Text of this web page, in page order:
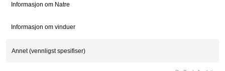
Reklamasjon
© 2026 Natre Vinduer AS. All Rights Reserved. | Part of Dovista Group
Informasjon om Natre
Informasjon om vinduer